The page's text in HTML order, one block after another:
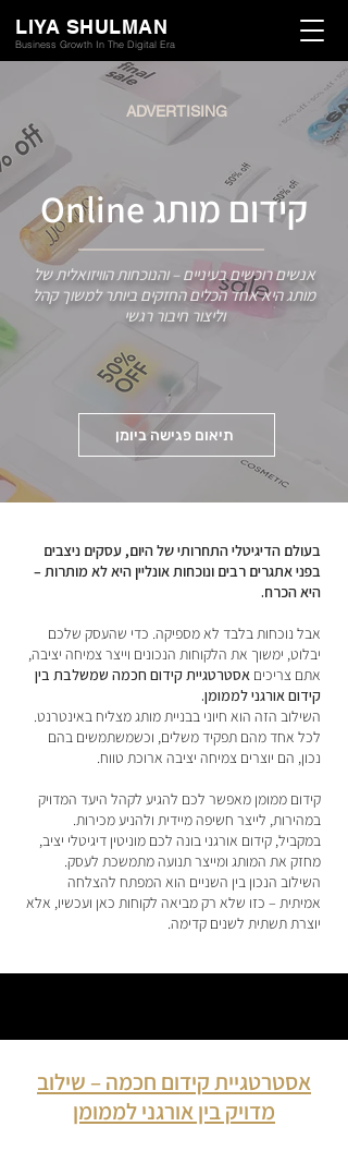
LIYA SHULMAN
Business Growth In The Digital Era
ADVERTISING
קידום מותג Online
אנשים רוכשים בעיניים – והנוכחות הוויזואלית של
מותג היא אחד הכלים החזקים ביותר למשוך קהל
וליצור חיבור רגשי
תיאום פגישה ביומן
בעולם הדיגיטלי התחרותי של היום, עסקים ניצבים
בפני אתגרים רבים ונוכחות אונליין היא לא מותרות –
היא הכרח.
אבל נוכחות בלבד לא מספיקה. כדי שהעסק שלכם
יבלוט, ימשוך את הלקוחות הנכונים וייצר צמיחה יציבה,
אתם צריכים אסטרטגיית קידום חכמה שמשלבת בין
קידום אורגני לממומן.
השילוב הזה הוא חיוני בבניית מותג מצליח באינטרנט.
לכל אחד מהם תפקיד משלים, וכשמשתמשים בהם
נכון, הם יוצרים צמיחה יציבה ארוכת טווח.
קידום ממומן מאפשר לכם להגיע לקהל היעד המדויק
במהירות, לייצר חשיפה מיידית ולהניע מכירות.
במקביל, קידום אורגני בונה לכם מוניטין דיגיטלי יציב,
מחזק את המותג ומייצר תנועה מתמשכת לעסק.
השילוב הנכון בין השניים הוא המפתח להצלחה
אמיתית – כזו שלא רק מביאה לקוחות כאן ועכשיו, אלא
יוצרת תשתית לשנים קדימה.
אסטרטגיית קידום חכמה – שילוב
מדויק בין אורגני לממומן